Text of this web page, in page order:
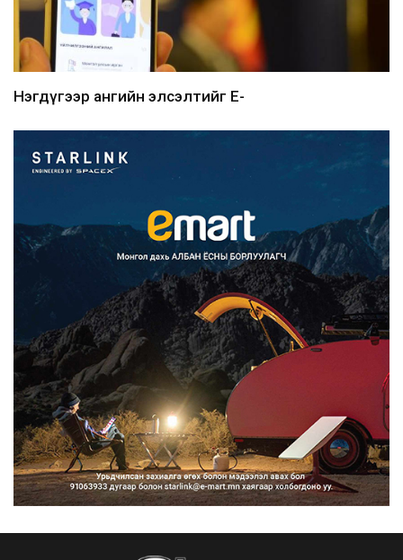
Нэгдүгээр ангийн элсэлтийг E-
Францад иргэд рүү зөвшөөрөлгүй
сурталчилгааны дууд...
2026/08/07
Нийтийн тээврийн Ч:19А чиглэлийн
замналд түр хугац...
2026/08/07